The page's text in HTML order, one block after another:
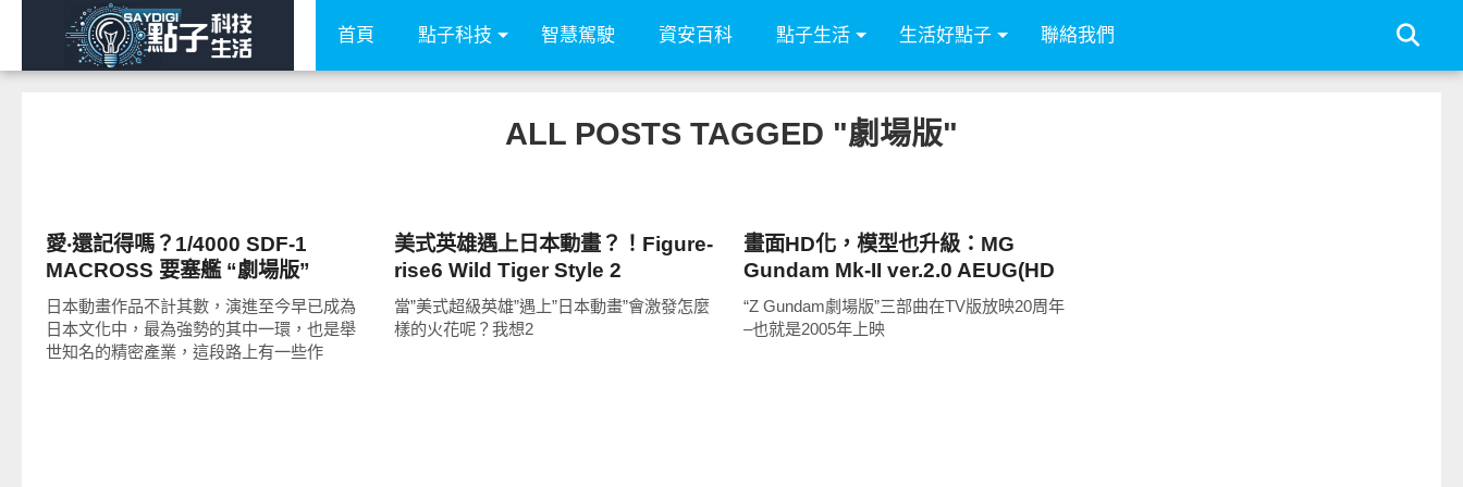
首頁 點子科技 智慧駕駛 資安百科 點子生活 生活好點子 聯絡我們
ALL POSTS TAGGED "劇場版"
愛‧還記得嗎？1/4000 SDF-1
MACROSS 要塞艦 “劇場版”
日本動畫作品不計其數，演進至今早已成為
日本文化中，最為強勢的其中一環，也是舉
世知名的精密產業，這段路上有一些作
美式英雄遇上日本動畫？！Figure-
rise6 Wild Tiger Style 2
當”美式超級英雄”遇上”日本動畫”會激發怎麼
樣的火花呢？我想2
畫面HD化，模型也升級：MG
Gundam Mk-II ver.2.0 AEUG(HD
color)
“Z Gundam劇場版”三部曲在TV版放映20周年
–也就是2005年上映